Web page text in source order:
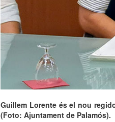
Guillem Lorente és el nou
(Foto: Ajuntament de Palamós).